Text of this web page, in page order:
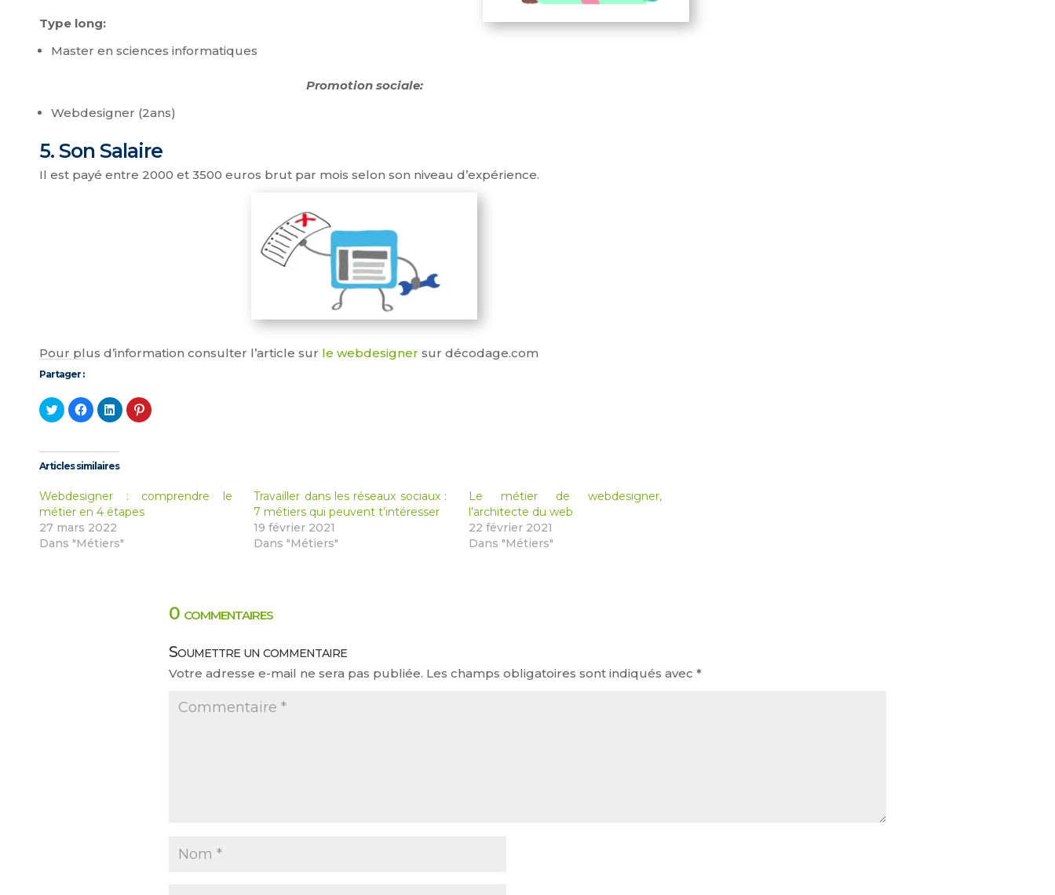
Type long:
Master en sciences informatiques
Promotion sociale:
Webdesigner (2ans)
5. Son Salaire
Il est payé entre 2000 et 3500 euros brut par mois selon son niveau d’expérience.
Pour plus d’information consulter l’article sur le webdesigner sur décodage.com
Partager :
Cliquez
pour
partager
dans
une
nouvelle
Cliquez
pour
partager
dans
une
nouvelle
Cliquez
pour
partager
dans
une
nouvelle
Cliquez
pour
Articles similaires
Webdesigner : comprendre le
métier en 4 étapes
27 mars 2022
Dans "Métiers"
Travailler dans les réseaux sociaux :
7 métiers qui peuvent t’intéresser
19 février 2021
Dans "Métiers"
Le métier de webdesigner,
l’architecte du web
22 février 2021
Dans "Métiers"
0 commentaires
Soumettre un commentaire
Votre adresse e-mail ne sera pas publiée. Les champs obligatoires sont indiqués avec*